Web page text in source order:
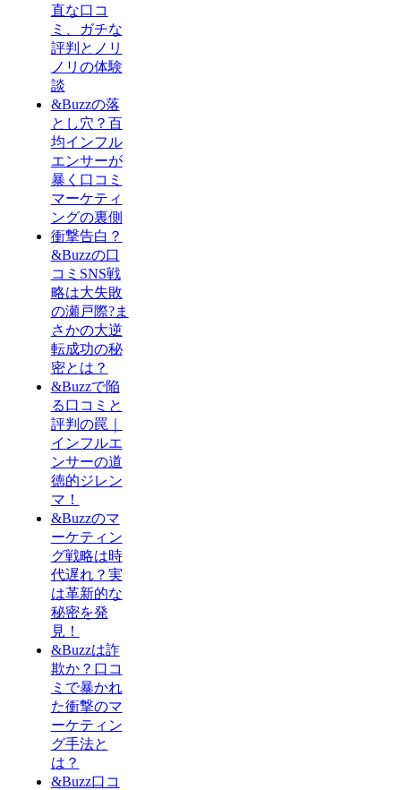
直な口コ
ミ、ガチな
評判とノリ
ノリの体験
談
&Buzzの落
とし穴？百
均インフル
エンサーが
暴く口コミ
マーケティ
ングの裏側
衝撃告白？
&Buzzの口
コミSNS戦
略は大失敗
の瀬戸際?ま
さかの大逆
転成功の秘
密とは？
&Buzzで陥
る口コミと
評判の罠｜
インフルエ
ンサーの道
徳的ジレン
マ！
&Buzzのマ
ーケティン
グ戦略は時
代遅れ？実
は革新的な
秘密を発
見！
&Buzzは詐
欺か？口コ
ミで暴かれ
た衝撃のマ
ーケティン
グ手法と
は？
&Buzz口コ